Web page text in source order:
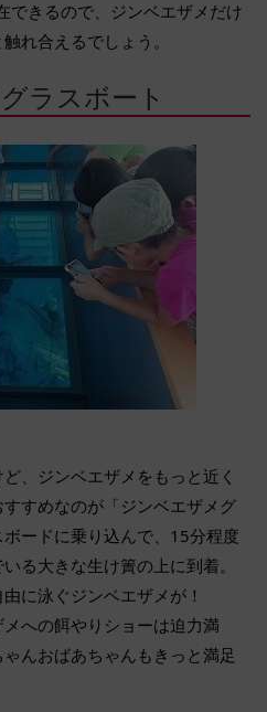
できるので、ジンベエザメだけ
れ合えるでしょう。
ラスボート
、ジンベエザメをもっと近く
すめなのが「ジンベエザメグ
ードに乗り込んで、15分程度
る大きな生け簀の上に到着。
に泳ぐジンベエザメが！
への餌やりショーは迫力満
んおばあちゃんもきっと満足